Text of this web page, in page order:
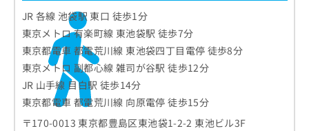
JR 各線 池袋駅 東口 徒歩1分
東京メトロ 有楽町線 東池袋駅 徒歩7分
東京都電車 都電荒川線 東池袋四丁目電停 徒歩8分
東京メトロ 副都心線 雑司が谷駅 徒歩12分
JR 山手線 目白駅 徒歩14分
東京都電車 都電荒川線 向原電停 徒歩15分
〒170-0013 東京都豊島区東池袋1-2-2 東池ビル3F